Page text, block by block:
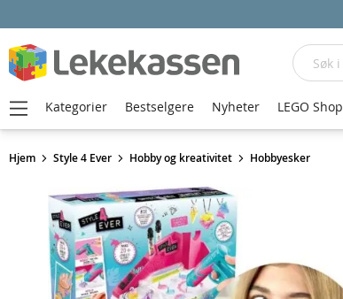
Hjem Style 4 Ever Hobby og kreativitet Hobbyesker
Søk
Kategorier Bestselgere Nyheter LEGO Shop